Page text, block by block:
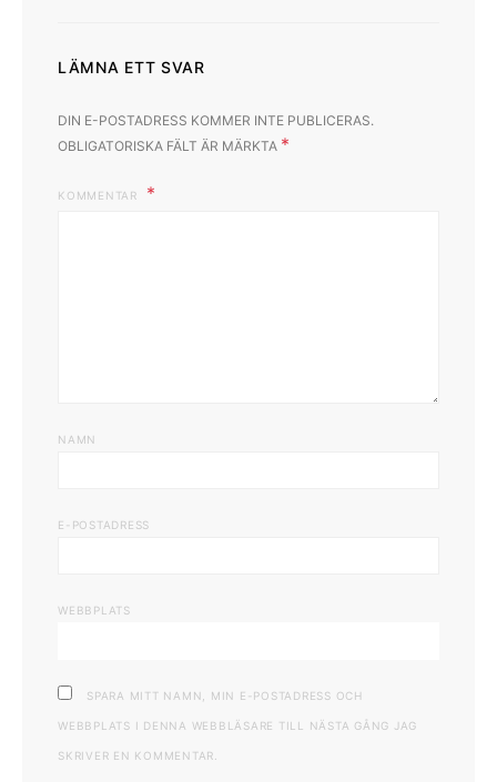
LÄMNA ETT SVAR
DIN E-POSTADRESS KOMMER INTE PUBLICERAS.
OBLIGATORISKA FÄLT ÄR MÄRKTA *
KOMMENTAR
NAMN
E-POSTADRESS
WEBBPLATS
SPARA MITT NAMN, MIN E-POSTADRESS OCH
WEBBPLATS I DENNA WEBBLÄSARE TILL NÄSTA GÅNG JAG
SKRIVER EN KOMMENTAR.